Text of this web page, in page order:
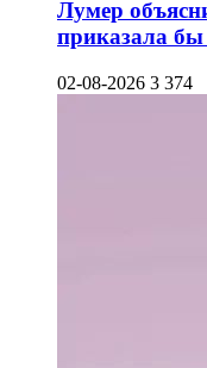
Лумер
приказала
02-08-2026 3 374